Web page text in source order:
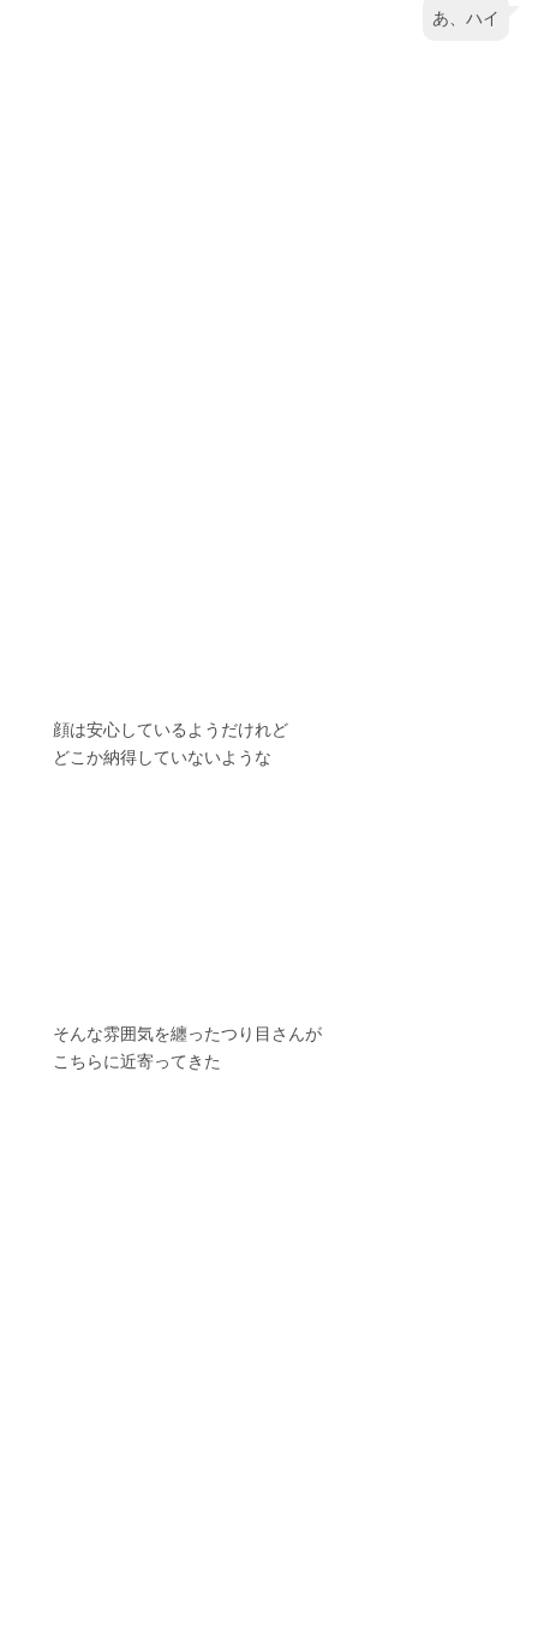
あ、ハイ
顔は安心しているようだけれど
どこか納得していないような
そんな雰囲気を纏ったつり目さんが
こちらに近寄ってきた